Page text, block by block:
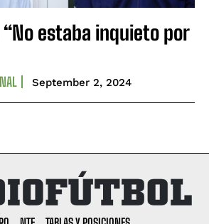
estaba inquieto por
September 2, 2024